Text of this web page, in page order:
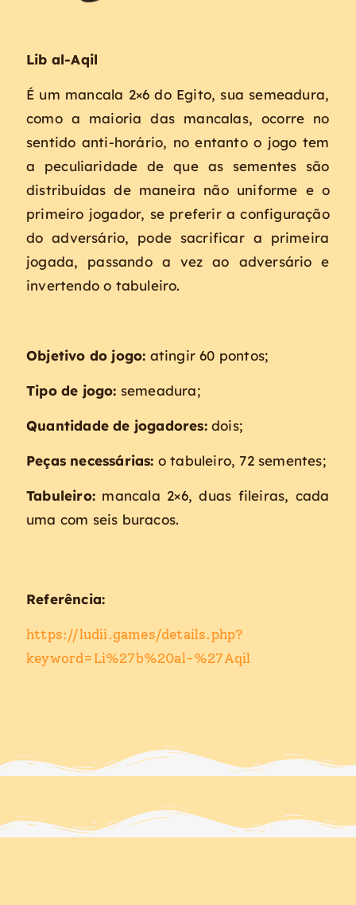
Lib al-Aqil
É um mancala 2×6 do Egito, sua semeadura,
como a maioria das mancalas, ocorre no
sentido anti-horário, no entanto o jogo tem
a peculiaridade de que as sementes são
distribuídas de maneira não uniforme e o
primeiro jogador, se preferir a configuração
do adversário, pode sacrificar a primeira
jogada, passando a vez ao adversário e
invertendo o tabuleiro.
Objetivo do jogo: atingir 60 pontos;
Tipo de jogo: semeadura;
Quantidade de jogadores:dois;
Peças necessárias: o tabuleiro, 72 sementes;
Tabuleiro: mancala 2×6, duas fileiras, cada
uma com seis buracos.
Referência:
https://ludii.games/details.php?
keyword=Li%27b%20al-%27Aqil